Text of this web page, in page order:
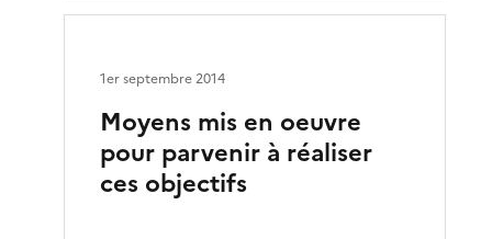
Moyens mis en oeuvre
pour parvenir à réaliser
ces objectifs
1er septembre 2014